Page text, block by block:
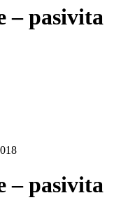
– pasivita
– pasivita